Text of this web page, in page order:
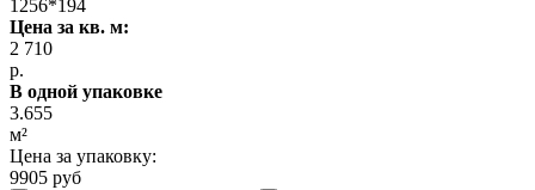
1256*194
Цена за кв. м:
2 710
р.
В одной упаковке
3.655
м²
Цена за упаковку:
9905 руб